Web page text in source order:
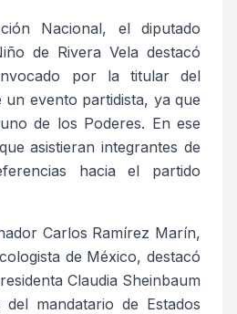
Nacional, el diputado
de Rivera Vela destacó
por la titular del
un evento partidista, ya que
de los Poderes. En ese
asistieran integrantes de
hacia el partido
Carlos Ramírez Marín,
de México, destacó
Claudia Sheinbaum
mandatario de Estados